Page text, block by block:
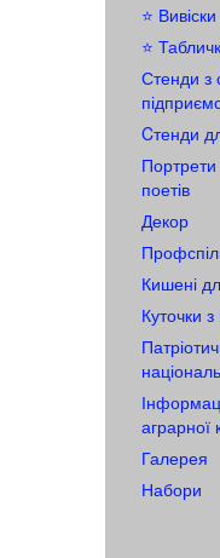
⭐️
⭐️
Стенди з
Cтенди
Портрети
поетів
Декор
Кишені
Куточки
аграрної
Галерея
Набори